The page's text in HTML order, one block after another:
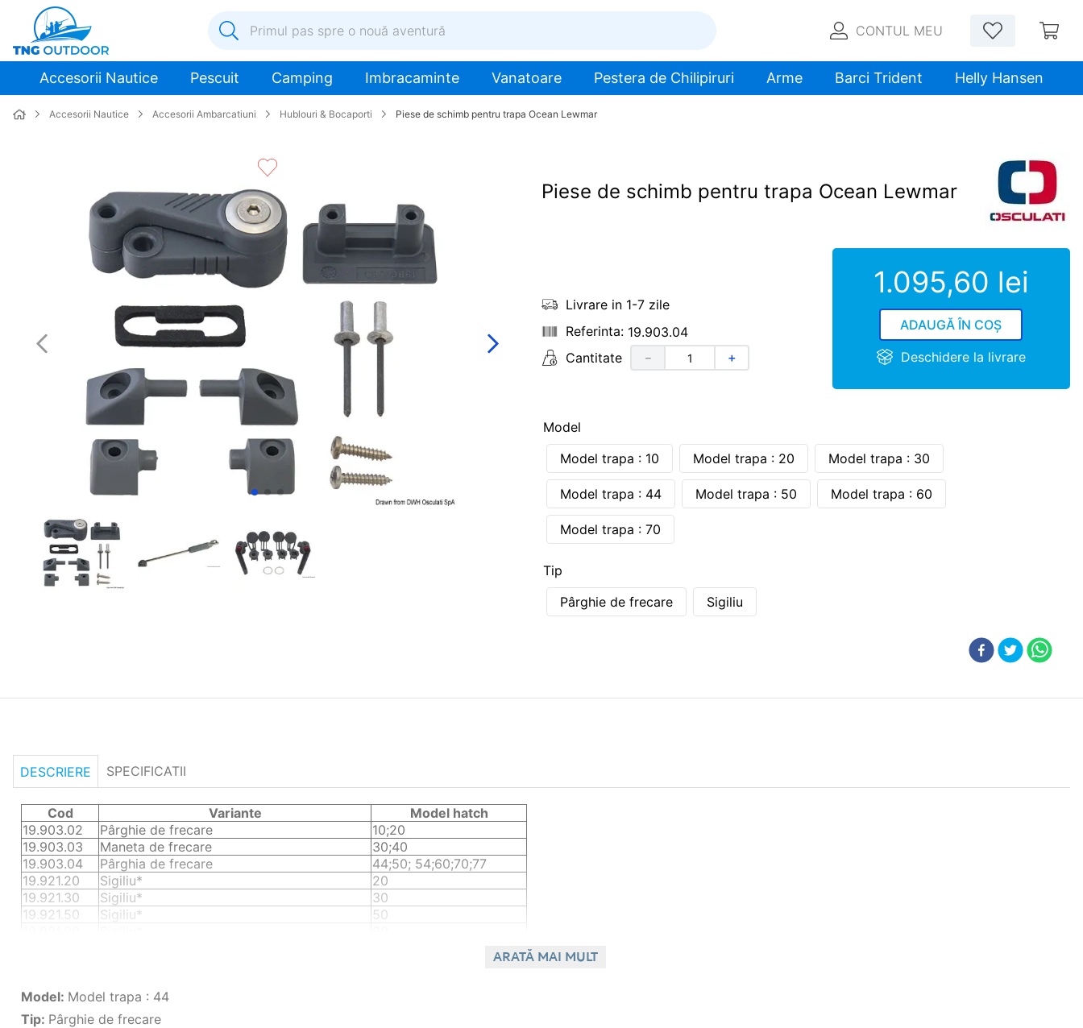
Primul pas spre o nouă aventură
1.
inox
2.
colac salvare
3.
plumb
pompa apa
6.
ulei
7.
biminitop
8.
mulineta
10
CONTUL MEU
Accesorii Nautice Pescuit Camping Imbracaminte Vanatoare Pestera de Chilipiruri Arme Barci Trident Helly Hansen
Accesorii Nautice Accesorii Ambarcatiuni Hublouri & Bocaporti Piese de schimb pentru trapa Ocean Lewmar
Piese de schimb pentru trapa Ocean Lewmar
Livrare in 1-7 zile
19.903.04
Cantitate
＋
－
1.095,60 lei
ADAUGĂ ÎN COȘ
Deschidere la livrare
Model
Model trapa : 10
Model trapa : 20 Model trapa : 30
Model trapa : 44 Model trapa : 50 Model trapa : 60
Model trapa : 70
Tip
Pârghie de frecare
Sigiliu
DESCRIERE SPECIFICATII
Cod Variante
Model hatch
19.903.02
Pârghie de frecare
10;20
19.903.03
Maneta de frecare
30;40
19.903.04
Pârghia de frecare
44;50; 54;60;70;77
19.921.20
Sigiliu*
20
19.921.30
Sigiliu*
30
19.921.50
Sigiliu*
50
19.903.08
Scădere de trapă
ARATĂ MAI MULT
Model: Model trapa : 44
Tip: Pârghie de frecare